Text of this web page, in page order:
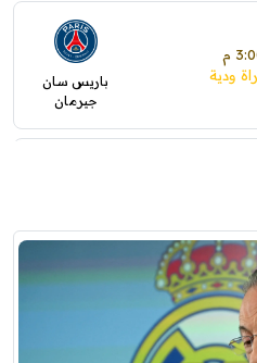
م
ودية
باريس سان
جيرمان
7:00 م
ودية